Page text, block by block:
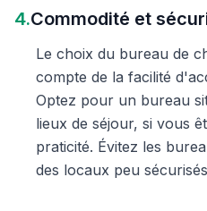
4.Commodité et
Le choix du bureau de
compte de la facilité
Optez pour un bureau
lieux de séjour, si vous
praticité. Évitez les
des locaux peu